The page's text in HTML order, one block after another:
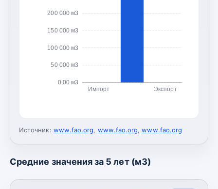
0,00 м3
50 000 м3
100 000 м3
150 000 м3
200 000 м3
Импорт Экспорт
Источник: www.fao.org, www.fao.org,www.fao.org
Средние значения за 5 лет (м3)